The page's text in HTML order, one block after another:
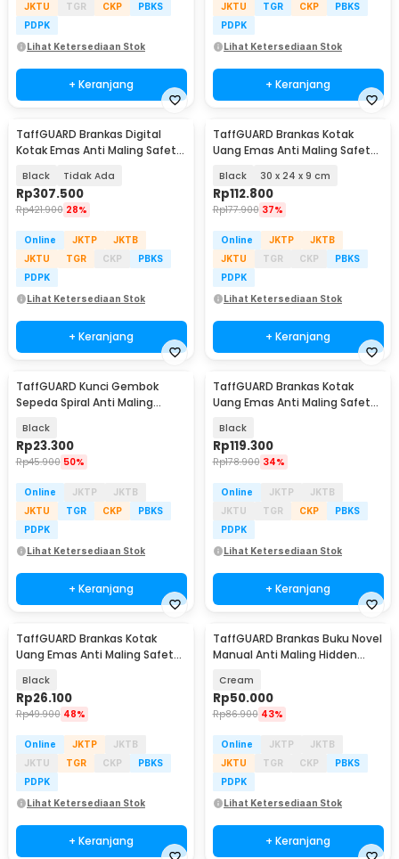
JKTU
TGR CKP
PBKS
PDPK
Lihat Ketersediaan Stok
+ Keranjang
JKTU
TGR CKP
PBKS
PDPK
Lihat Ketersediaan Stok
+ Keranjang
TaffGUARD Brankas Digital
Kotak Emas Anti Maling Safety
Black Tidak Ada
Rp307.500
Rp421.900 28%
Online JKTP
JKTB
JKTU
TGR CKP
PBKS
PDPK
Lihat Ketersediaan Stok
+ Keranjang
TaffGUARD Brankas Kotak
Uang Emas Anti Maling Safety
Black 30 x 24 x 9 cm
Rp112.800
Rp177.900 37%
Online JKTP
JKTB
JKTU
TGR CKP
PBKS
PDPK
Lihat Ketersediaan Stok
+ Keranjang
TaffGUARD Kunci Gembok
Sepeda Spiral Anti Maling
Black
Rp23.300
Rp45.900 50%
Online JKTP
JKTB
JKTU
TGR CKP
PBKS
PDPK
Lihat Ketersediaan Stok
+ Keranjang
TaffGUARD Brankas Kotak
Uang Emas Anti Maling Safety
Black
Rp119.300
Rp178.900 34%
Online JKTP
JKTB
JKTU
TGR CKP
PBKS
PDPK
Lihat Ketersediaan Stok
+ Keranjang
TaffGUARD Brankas Kotak
Uang Emas Anti Maling Safety
Black
Rp26.100
Rp49.900 48%
Online JKTP
JKTB
JKTU
TGR CKP
PBKS
PDPK
Lihat Ketersediaan Stok
+ Keranjang
TaffGUARD Brankas Buku Novel
Manual Anti Maling Hidden
Cream
Rp50.000
Rp86.900 43%
Online JKTP
JKTB
JKTU
TGR CKP
PBKS
PDPK
Lihat Ketersediaan Stok
+ Keranjang